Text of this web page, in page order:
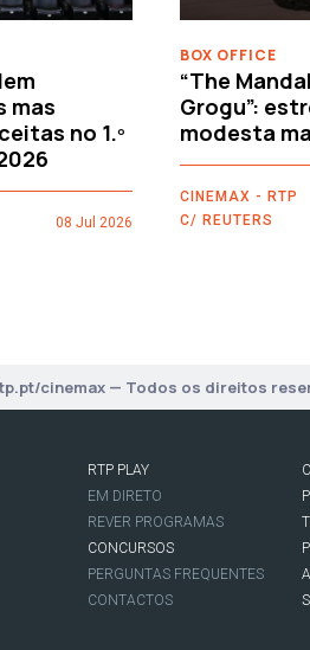
mas
no 1.º
08 Jul 2026
BOX OFFICE
“The
Grogu”:
modesta
CINEMAX - RTP
C/ REUTERS
cinemax — Todos os direitos
RTP PLAY
EM DIRETO
REVER PROGRAMAS
CONCURSOS
PERGUNTAS FREQUENTES
CONTACTOS